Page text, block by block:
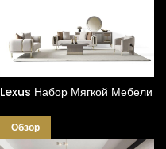
Lexus Набор Мягкой Мебели
Обзор